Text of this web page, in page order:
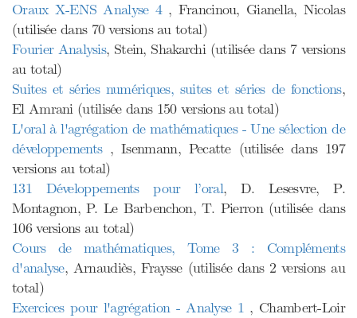
Oraux X-ENS Analyse 4 , Francinou, Gianella, Nicolas
(utilisée dans 70 versions au total)
Fourier Analysis, Stein, Shakarchi (utilisée dans 7 versions
au total)
Suites et séries numériques, suites et séries de fonctions,
El Amrani (utilisée dans 150 versions au total)
L'oral à l'agrégation de mathématiques - Une sélection de
développements , Isenmann, Pecatte (utilisée dans 197
versions au total)
131 Développements pour l’oral, D. Lesesvre, P.
Montagnon, P. Le Barbenchon, T. Pierron (utilisée dans
106 versions au total)
Cours de mathématiques, Tome 3 : Compléments
d'analyse, Arnaudiès, Fraysse (utilisée dans 2 versions au
total)
Exercices pour l'agrégation - Analyse 1 , Chambert-Loir